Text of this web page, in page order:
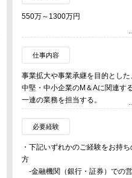
550万～1300万円
仕事内容
事業拡大や事業承継を目的とした
中堅・中小企業のM＆Aに関連す
一連の業務を担当する。
全国の支店の法人担当者が発掘し
案件に対するアドバイザリー業務
中心。
・相談受付、案件発掘、売却・買
提案、企業評価、候補先探索
・契約書案作成、条件調整、クロ
必要経験
・下記いずれかのご経験をお持ち
方
-金融機関（銀行・証券）での営